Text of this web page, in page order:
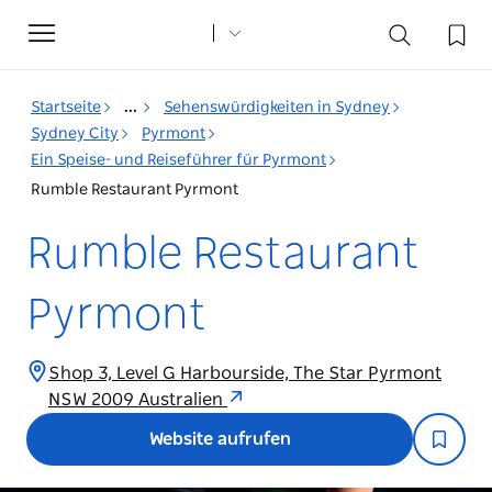
Toggle
navigation
Startseite ...
Sehenswürdigkeiten in Sydney
Sydney City
Pyrmont
Ein Speise- und Reiseführer für Pyrmont
Rumble Restaurant Pyrmont
Rumble Restaurant
Pyrmont
Shop 3, Level G Harbourside, The Star Pyrmont
NSW 2009 Australien
Website aufrufen